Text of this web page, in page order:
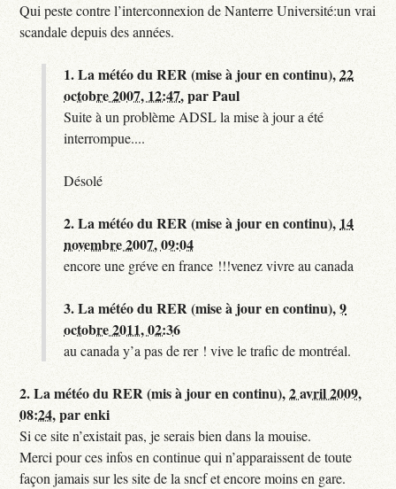
Qui peste contre l’interconnexion de Nanterre Université:un vrai
scandale depuis des années.
1.La météo du RER (mise à jour en continu),22
octobre 2007, 12:47,parPaul
Suite à un problème ADSL la mise à jour a été
interrompue....
Désolé
2.La météo du RER (mise à jour en continu), 14
novembre 2007, 09:04
encore une gréve en france !!!venez vivre au canada
3.La météo du RER (mise à jour en continu),9
octobre 2011, 02:36
au canada y’a pas de rer ! vive le trafic de montréal.
2.La météo du RER (mis à jour en continu),2 avril 2009,
08:24,parenki
Si ce site n’existait pas, je serais bien dans la mouise.
Merci pour ces infos en continue qui n’apparaissent de toute
façon jamais sur les site de la sncf et encore moins en gare.